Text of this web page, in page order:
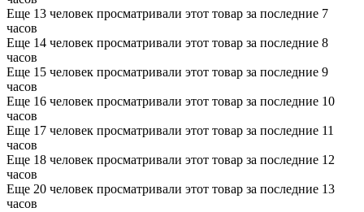
Еще 13 человек просматривали этот товар за последние 7
часов
Еще 14 человек просматривали этот товар за последние 8
часов
Еще 15 человек просматривали этот товар за последние 9
часов
Еще 16 человек просматривали этот товар за последние 10
часов
Еще 17 человек просматривали этот товар за последние 11
часов
Еще 18 человек просматривали этот товар за последние 12
часов
Еще 20 человек просматривали этот товар за последние 13
часов